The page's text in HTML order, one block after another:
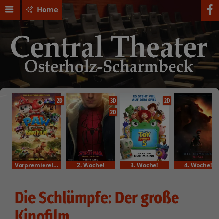
Home
2D
VorpremiereIm Bundesstart
3D
2D
2. Woche!
2D
3. Woche! 4. Woche!
Die Schlümpfe: Der große